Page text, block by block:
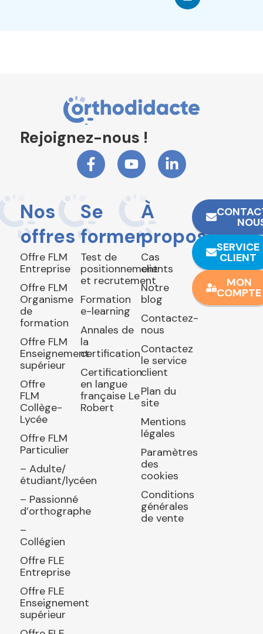
Rejoignez-nous !
Nos
offres
Offre FLM
Entreprise
Offre FLM
Organisme
de
formation
Offre FLM
Enseignement
supérieur
Offre
FLM
Collège-
Lycée
Offre FLM
Particulier
– Adulte/
étudiant/lycéen
– Passionné
d’orthographe
–
Collégien
Offre FLE
Entreprise
Offre FLE
Enseignement
supérieur
Se
former
Test de
positionnement
et recrutement
Formation
e-learning
Annales de
la
certification
Certification
en langue
française Le
Robert
À
propos
Cas
clients
Notre
blog
Contactez-
nous
Contactez
le service
client
Plan du
site
Mentions
légales
Paramètres
des
cookies
Conditions
générales
de vente
SERVICE
CLIENT
MON
COMPTE